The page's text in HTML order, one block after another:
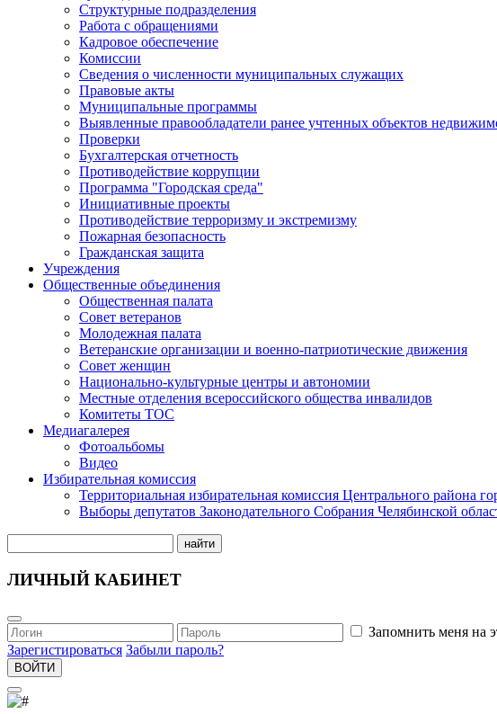
Структурные подразделения
Работа с обращениями
Кадровое обеспечение
Комиссии
Сведения о численности муниципальных служащих
Правовые акты
Муниципальные программы
Выявленные правообладатели ранее учтенных объектов
Проверки
Бухгалтерская отчетность
Противодействие коррупции
Программа "Городская среда"
Инициативные проекты
Противодействие терроризму и экстремизму
Пожарная безопасность
Гражданская защита
Учреждения
Общественные объединения
Общественная палата
Совет ветеранов
Молодежная палата
Ветеранские организации и военно-патриотические движения
Совет женщин
Национально-культурные центры и автономии
Местные отделения всероссийского общества инвалидов
Комитеты ТОС
Медиагалерея
Фотоальбомы
Видео
Избирательная комиссия
Территориальная избирательная комиссия Центрального района
Выборы депутатов Законодательного Собрания Челябинской
найти
ЛИЧНЫЙ КАБИНЕТ
Запомнить меня на
Зарегистироваться Забыли пароль?
ВОЙТИ